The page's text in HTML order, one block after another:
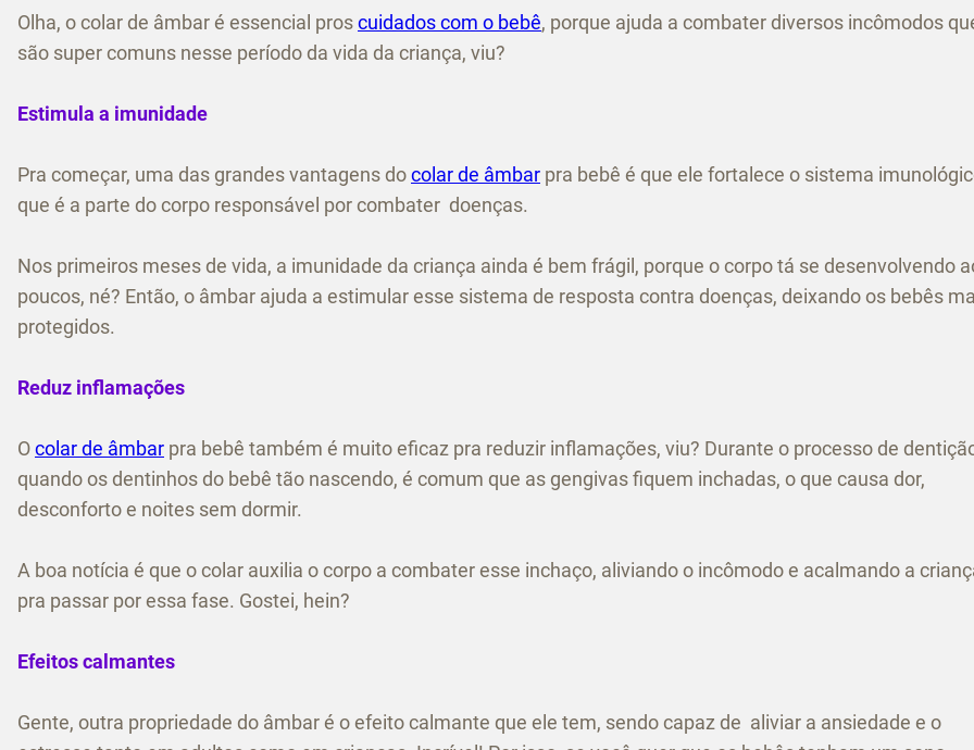
Olha, o colar de âmbar é essencial proscuidados com o bebê, porque ajuda a combater diversos incômodos
são super comuns nesse período da vida da criança, viu?
Estimula a imunidade
Pra começar, uma das grandes vantagens docolar de âmbar pra bebê é que ele fortalece o sistema
que é a parte do corpo responsável por combater doenças.
Nos primeiros meses de vida, a imunidade da criança ainda é bem frágil, porque o corpo tá se desenvolvendo
poucos, né? Então, o âmbar ajuda a estimular esse sistema de resposta contra doenças, deixando os bebês
protegidos.
Reduz inflamações
Ocolar de âmbar pra bebê também é muito eficaz pra reduzir inflamações, viu? Durante o processo de
quando os dentinhos do bebê tão nascendo, é comum que as gengivas fiquem inchadas, o que causa dor,
desconforto e noites sem dormir.
A boa notícia é que o colar auxilia o corpo a combater esse inchaço, aliviando o incômodo e acalmando a
pra passar por essa fase. Gostei, hein?
Efeitos calmantes
Gente, outra propriedade do âmbar é o efeito calmante que ele tem, sendo capaz de aliviar a ansiedade e o